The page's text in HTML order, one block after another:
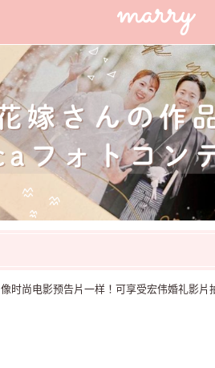
像时尚电影预告片一样！可享受宏伟婚礼影片